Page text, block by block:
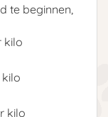
te beginnen,
kilo
kilo